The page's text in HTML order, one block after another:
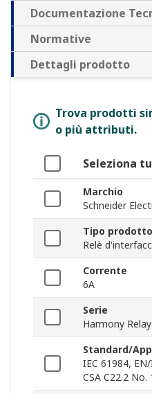
Documentazione
Normative
Dettagli prodotto
Trova prodotti
o più attributi.
Seleziona
Marchio
Schneider
Tipo prodotto
Relè
Corrente
6A
Serie
Harmony
Standard/
IEC 61984,
CSA C22.2 No.